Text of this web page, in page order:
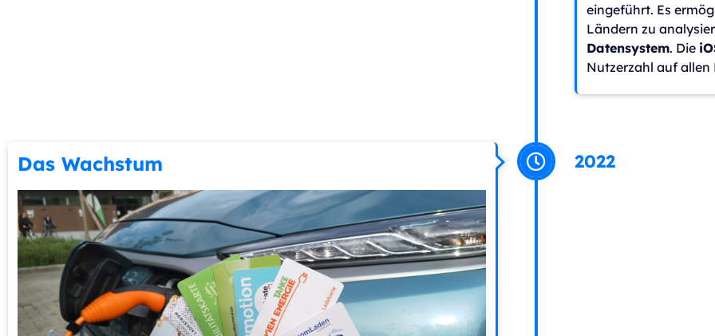
eingeführt. Es
Ländern zu
Datensystem. Die
Nutzerzahl auf
2022
Das Wachstum